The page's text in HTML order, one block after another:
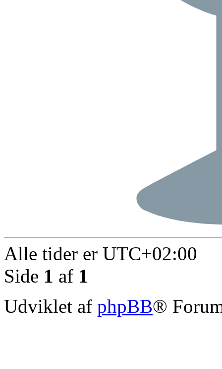
Alle tider er UTC+02:00
Side 1 af 1
Udviklet af phpBB®